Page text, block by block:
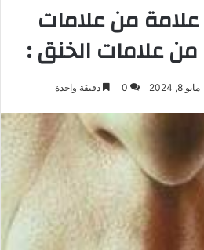
من علامات
من علامات الخنق :
مايو 8, 2024 0 دقيقة واحدة